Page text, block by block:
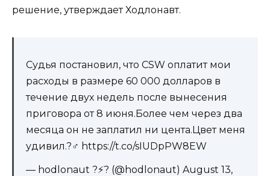
решение, утверждает Ходлонавт.
Судья постановил, что CSW оплатит мои
расходы в размере 60 000 долларов в
течение двух недель после вынесения
приговора от 8 июня.Более чем через два
месяца он не заплатил ни цента.Цвет меня
удивил.?‍♂️ https://t.co/sIUDpPW8EW
— hodlonaut ?⚡? (@hodlonaut) August 13,